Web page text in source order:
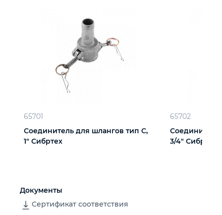
65701
Соединитель для шлангов тип C,
1" Сибртех
65702
Соединитель
3/4" Сибртех
Документы
Сертификат соответствия